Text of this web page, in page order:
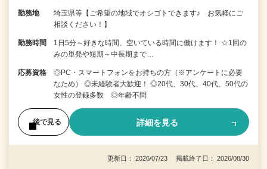
勤務地
埼玉県等【ご希望の地域でオシゴトできます♪ お気軽にご
相談ください！】
勤務時間
1日5分～好きな時間、空いている時間に働けます！ ☆1回の
みの単発や短期～中長期まで…
応募資格
◎PC・スマートフォンをお持ちの方（※アンケートに必要
なため） ◎未経験者大歓迎！ ◎20代、30代、40代、50代の
女性の登録多数 ◎年齢不問
後で見る 詳細を見る
更新日： 2026/07/23 掲載終了日： 2026/08/30